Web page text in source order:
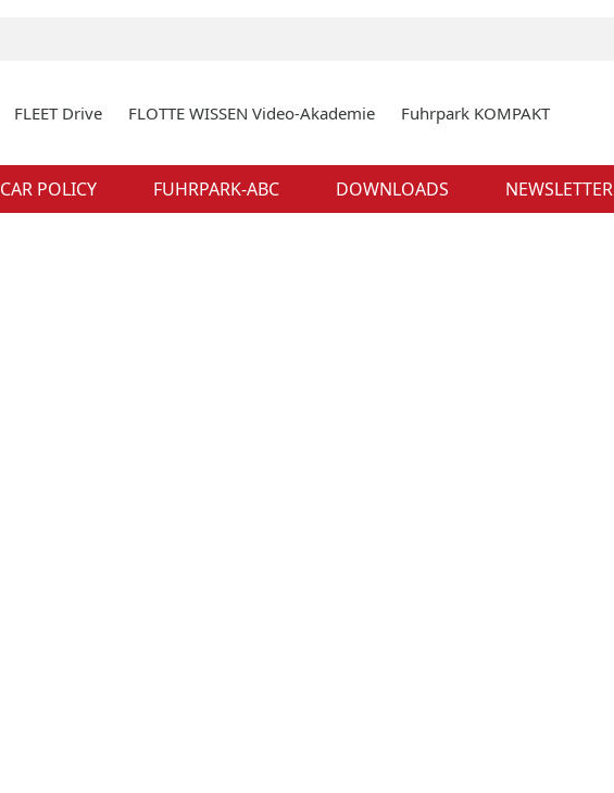
FLEET Drive FLOTTE WISSEN Video-Akademie Fuhrpark KOMPAKT
CAR POLICY FUHRPARK-ABC DOWNLOADS NEWSLETTER